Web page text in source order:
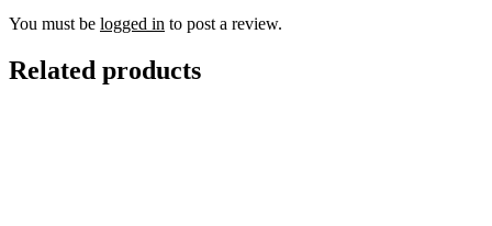
You must be logged in to post a review.
Related products